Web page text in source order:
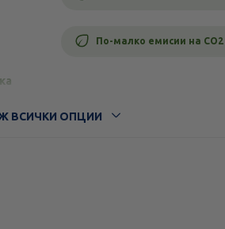
По-малко емисии на CO2
ВСИЧКИ ОПЦИИ